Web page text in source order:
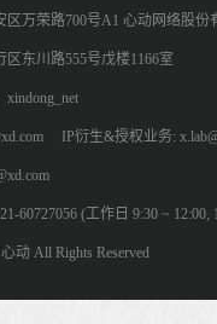
区万荣路700号A1 心动网络股份
东川路555号戊楼1166室
IP衍生&授权业务:
60727056 (工作日 9:30 ~ 12:00,
动 All Rights Reserved